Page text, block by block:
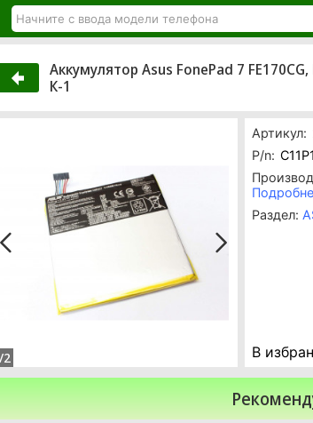
Аккумулятор Asus FonePad 7
К-1
2
Артикул:
P/n:
Раздел:
В